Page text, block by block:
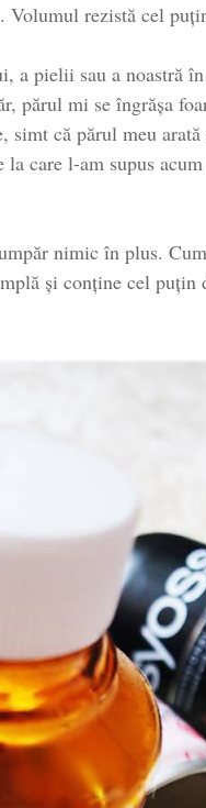
rezistă cel
a pielii sau a noastră
părul mi se îngrășa
simt că părul meu
care l-am supus
nimic în plus.
și conține cel puțin